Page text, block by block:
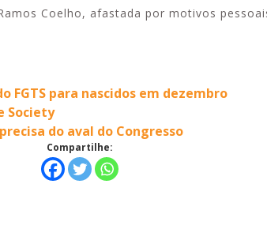
Coelho, afastada por motivos
FGTS para nascidos em dezembro
Society
do aval do Congresso
Compartilhe: